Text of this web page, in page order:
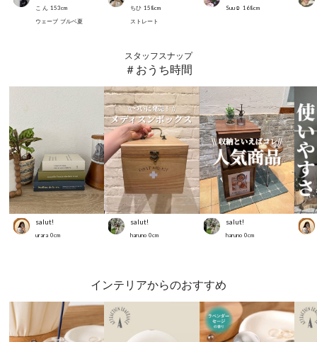
こ ん 153cm
ウェーブ ブルベ夏
ちひ 158cm
ストレート
Suu☺︎ 168cm
スタッフスナップ
＃おうち時間
salut!
urara 0cm
salut!
haruno 0cm
salut!
haruno 0cm
インテリアからのおすすめ